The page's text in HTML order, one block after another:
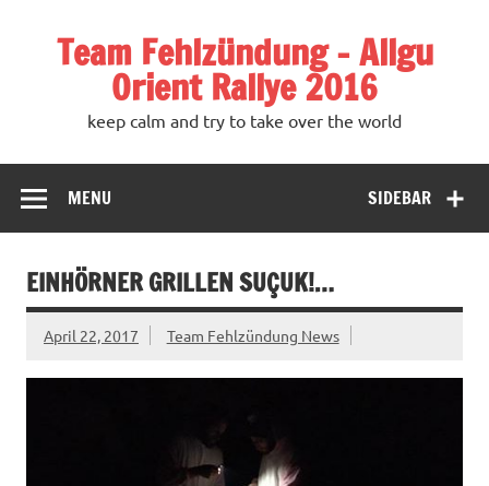
Team Fehlzündung – Allgu
Orient Rallye 2016
keep calm and try to take over the world
SIDEBAR
MENU
EINHÖRNER GRILLEN SUÇUK!…
April 22, 2017 Team Fehlzündung News